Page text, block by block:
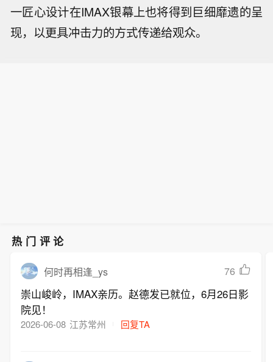
一匠心设计在IMAX银幕上也将得到巨细靡遗的呈
现，以更具冲击力的方式传递给观众。
热门评论
何时再相逢_ys 76
崇山峻岭，IMAX亲历。赵德发已就位，6月26日影
院见！
2026-06-08 江苏常州 回复TA